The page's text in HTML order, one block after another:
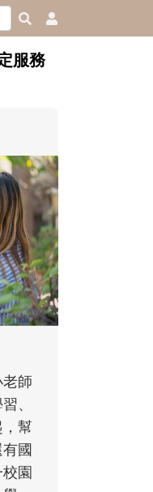
服務
人│讀
人總是
中，跟
感的肢
同及解
試用不
的成長